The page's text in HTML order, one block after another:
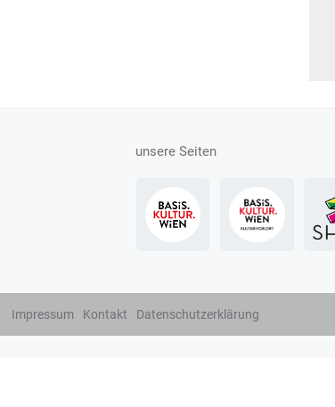
unsere Seiten
Impressum Kontakt Datenschutzerklärung